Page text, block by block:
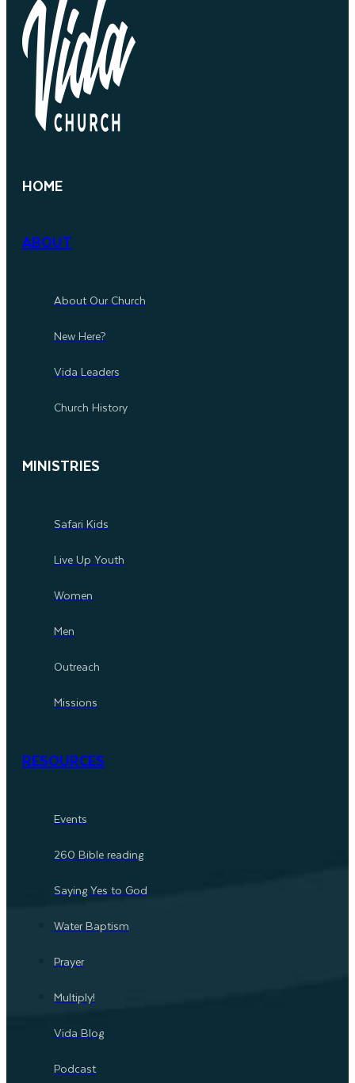
HOME
ABOUT
About Our Church
New Here?
Vida Leaders
Church History
MINISTRIES
Safari Kids
Live Up Youth
Women
Men
Outreach
Missions
RESOURCES
Events
260 Bible reading
Saying Yes to God
Water Baptism
Prayer
Multiply!
Vida Blog
Podcast